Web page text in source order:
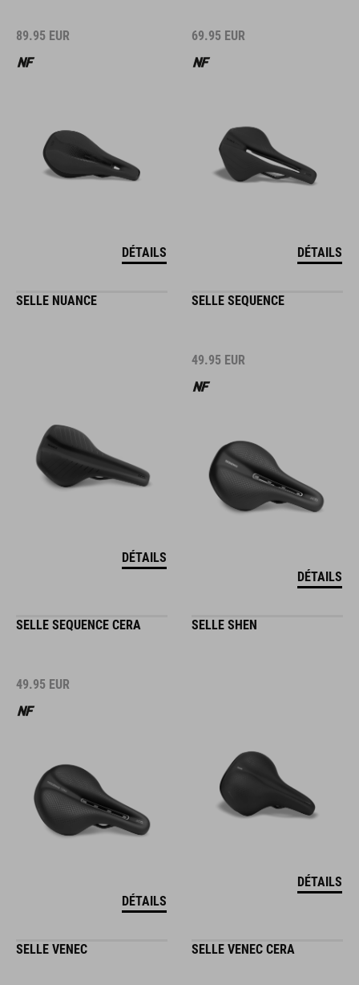
89.95 EUR
DÉTAILS
69.95 EUR
DÉTAILS
SELLE NUANCE
DÉTAILS
SELLE SEQUENCE
49.95 EUR
DÉTAILS
SELLE SEQUENCE CERA
49.95 EUR
DÉTAILS
SELLE SHEN
DÉTAILS
SELLE VENEC SELLE VENEC CERA